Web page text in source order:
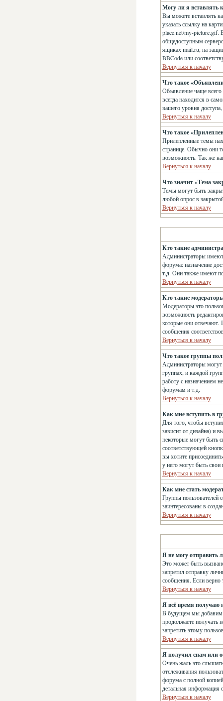
Могу ли я вставлять
Вы можете вставлять
указать ссылку на
place.net/my-picture.gif.
общедоступным
ящиках mail.ru, на
BBCode или
Вернуться к началу
Что такое
Объявление чаще
всегда находится в
вашего уровня
Вернуться к началу
Что такое
Прилепленные темы
странице. Обычно они
возможность. Так же
Вернуться к началу
Что значит «Тема
Темы могут быть
любой опрос в
Вернуться к началу
Кто такие
Администраторы
форума: назначение
т.д. Они также имеют
Вернуться к началу
Кто такие
Модераторы это
возможность
которые они отвечают.
сообщения
Вернуться к началу
Что такое группы
Администраторы могут
группах, и каждой
работу с назначением
форумам и т.д.
Вернуться к началу
Как мне вступить в
Для того, чтобы
зависит от дизайна) и
некоторые могут быть
соответствующей
вы хотите
у него могут быть
Вернуться к началу
Как мне стать
Группы пользователей
заинтересованы в
Вернуться к началу
Я не могу отправить
Это может быть
запретил отправку
сообщения. Если верно
Вернуться к началу
Я всё время получаю
В будущем мы добавим
продолжаете получать
запретить этому
Вернуться к началу
Я получил спам или
Очень жаль это
отслеживания
форума с полной
детальная информация
Вернуться к началу